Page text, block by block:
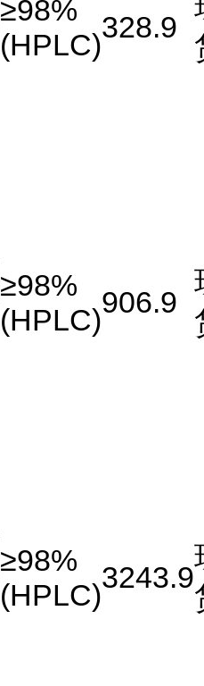
≥98%
(HPLC)
328.9
≥98%
(HPLC)
906.9
≥98%
(HPLC)
3243.9